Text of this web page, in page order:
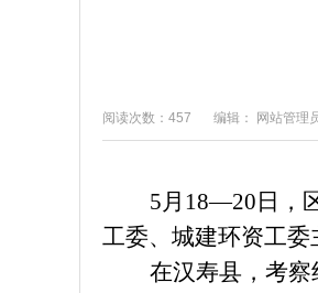
阅读次数：457 编辑： 网站管理
5月18—20日，
工委、城建环资工委
在汉寿县，考察